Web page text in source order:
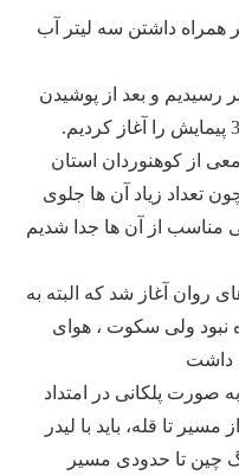
همراه داشتن سه لیتر آب
خامیر رسیدیم و بعد از پوشیدن
از کوهنوردان استان
تعداد زیاد آن ها جلوی
مناسب از آن ها جدا شدیم
روان آغاز شد که البته به
نبود ولی سکوت ، هوای
داشت
صورت پلکانی در امتداد
تا قله، باید با لیدر
تا حدودی مسیر